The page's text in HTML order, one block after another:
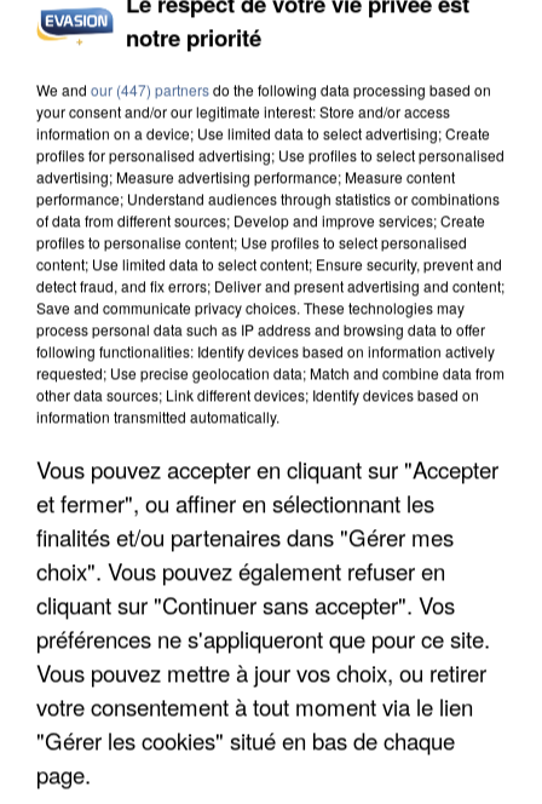
UN SECOND CADRE DE LA DZ MAFIA
UNE TOURISTE DE L’OISE EMPORTÉE PAR UNE
COULÉE DE BOUE EN HAUTE-SAVOIE
notre priorité
We and our (447) partnersdo the following data processing based on
your consent and/or our legitimate interest: Store and/or access
information on a device; Use limited data to select advertising; Create
profiles for personalised advertising; Use profiles to select personalised
advertising; Measure advertising performance; Measure content
performance; Understand audiences through statistics or combinations
of data from different sources; Develop and improve services; Create
profiles to personalise content; Use profiles to select personalised
content; Use limited data to select content; Ensure security, prevent and
detect fraud, and fix errors; Deliver and present advertising and content;
Save and communicate privacy choices. These technologies may
process personal data such as IP address and browsing data to offer
following functionalities: Identify devices based on information actively
requested; Use precise geolocation data; Match and combine data from
other data sources; Link different devices; Identify devices based on
information transmitted automatically.
Vous pouvez accepter en cliquant sur "Accepter
et fermer", ou affiner en sélectionnant les
finalités et/ou partenaires dans "Gérer mes
choix". Vous pouvez également refuser en
cliquant sur "Continuer sans accepter". Vos
préférences ne s'appliqueront que pour ce site.
Vous pouvez mettre à jour vos choix, ou retirer
votre consentement à tout moment via le lien
"Gérer les cookies" situé en bas de chaque
page.